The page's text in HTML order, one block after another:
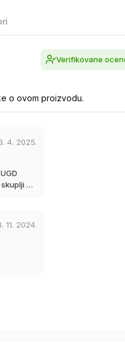
Verifikovane
o ovom proizvodu.
4. 2025.
od
11. 2024.